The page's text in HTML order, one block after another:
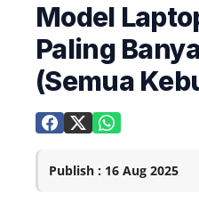
Model
Paling
(Semua
Publish : 16 Aug 2025